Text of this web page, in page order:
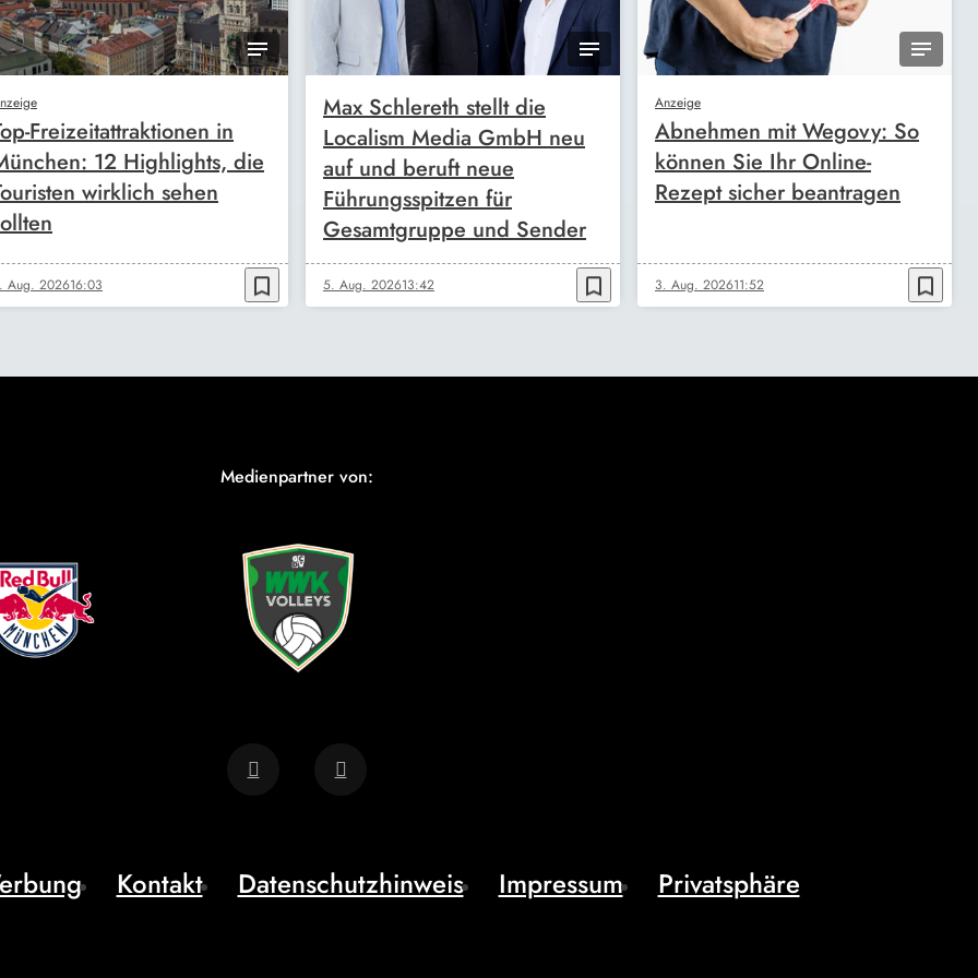
Freizeitattraktionen in
12 Highlights, die
wirklich sehen
Aug. 202616:03 bookmark_border
Max Schlereth stellt die
Localism Media GmbH neu
auf und beruft neue
Führungsspitzen für
Gesamtgruppe und Sender
5. Aug. 202613:42 bookmark_border
Anzeige
Abnehmen mit Wegovy: So
können Sie Ihr Online-
Rezept sicher beantragen
3. Aug. 202611:52 bookmark_border
Medienpartner von:
Kontakt Datenschutzhinweis Impressum Privatsphäre